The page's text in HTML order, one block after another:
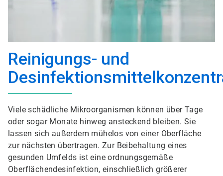
Reinigungs- und
Viele schädliche Mikroorganismen können über Tage
oder sogar Monate hinweg ansteckend bleiben. Sie
lassen sich außerdem mühelos von einer Oberfläche
zur nächsten übertragen. Zur Beibehaltung eines
gesunden Umfelds ist eine ordnungsgemäße
Oberflächendesinfektion, einschließlich größerer